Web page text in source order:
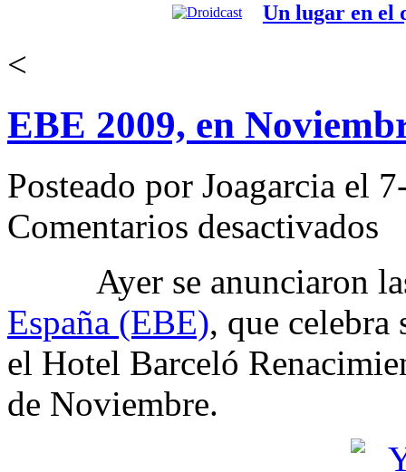
Un lugar en el
<
EBE 2009, en
Posteado por Joagarcia el
Comentarios desactivados
y
Ayer se anunciaron las
España (EBE), que celebra
el Hotel Barceló
de Noviembre.